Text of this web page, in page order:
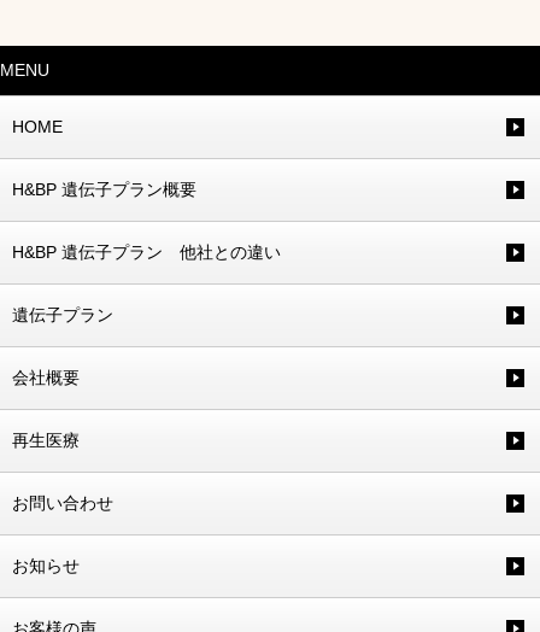
MENU
HOME
H&BP 遺伝子プラン概要
H&BP 遺伝子プラン 他社との違い
遺伝子プラン
会社概要
再生医療
お問い合わせ
お知らせ